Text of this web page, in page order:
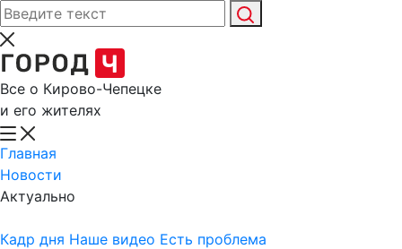
Все о Кирово-Чепецке
и его жителях
Главная
Новости
Актуально
Кадр дня Наше видео Есть проблема